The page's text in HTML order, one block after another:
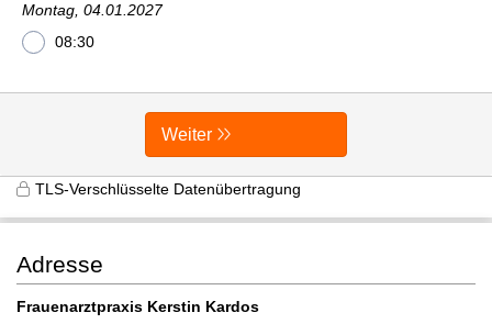
Montag, 04.01.2027
08:30
Weiter
TLS-Verschlüsselte Datenübertragung
Adresse
Frauenarztpraxis Kerstin Kardos